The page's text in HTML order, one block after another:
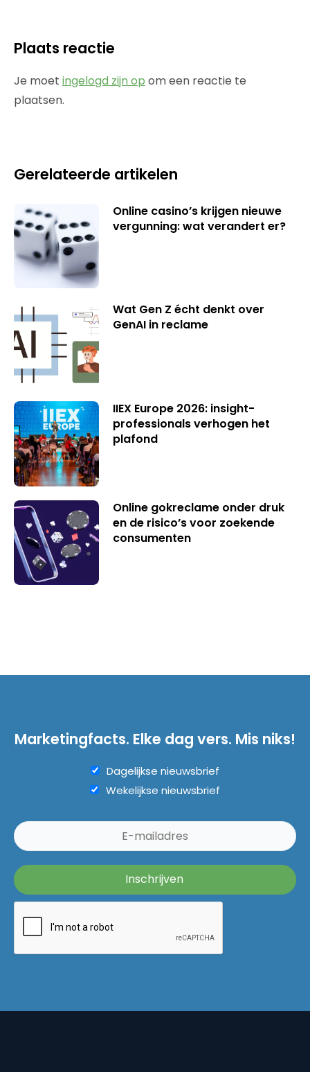
Plaats reactie
Je moet ingelogd zijn op om een reactie te
plaatsen.
Gerelateerde artikelen
Online casino’s krijgen nieuwe
vergunning: wat verandert er?
Wat Gen Z écht denkt over
GenAI in reclame
IIEX Europe 2026: insight-
professionals verhogen het
plafond
Online gokreclame onder druk
en de risico’s voor zoekende
consumenten
Marketingfacts. Elke dag vers. Mis niks!
Dagelijkse nieuwsbrief
Wekelijkse nieuwsbrief